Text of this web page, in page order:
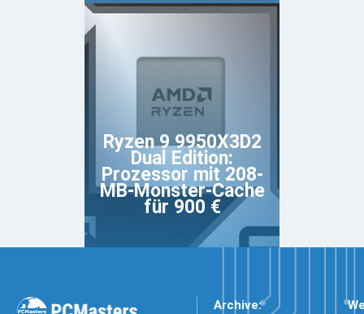
Ryzen 9 9950X3D2
Dual Edition:
Prozessor mit 208-
MB-Monster-Cache
für 900 €
Archive: